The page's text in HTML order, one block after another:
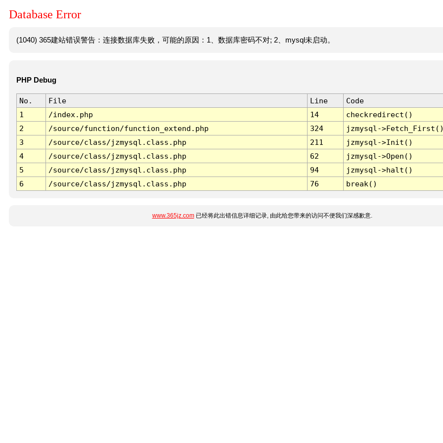
Database Error
(1040) 365建站错误警告：连接数据库失败，可能的原因：1、数据库密码不对; 2、mysql未启动。
PHP Debug
No. File Line
Code
1
/index.php 14
checkredirect()
2
/source/function/function_extend.php 324
jzmysql-
3
/source/class/jzmysql.class.php 211
jzmysql->Init()
4
/source/class/jzmysql.class.php 62
jzmysql->Open()
5
/source/class/jzmysql.class.php 94
jzmysql->halt()
6
/source/class/jzmysql.class.php 76 break()
www.365jz.com已经将此出错信息详细记录, 由此给您带来的访问不便我们深感歉意.